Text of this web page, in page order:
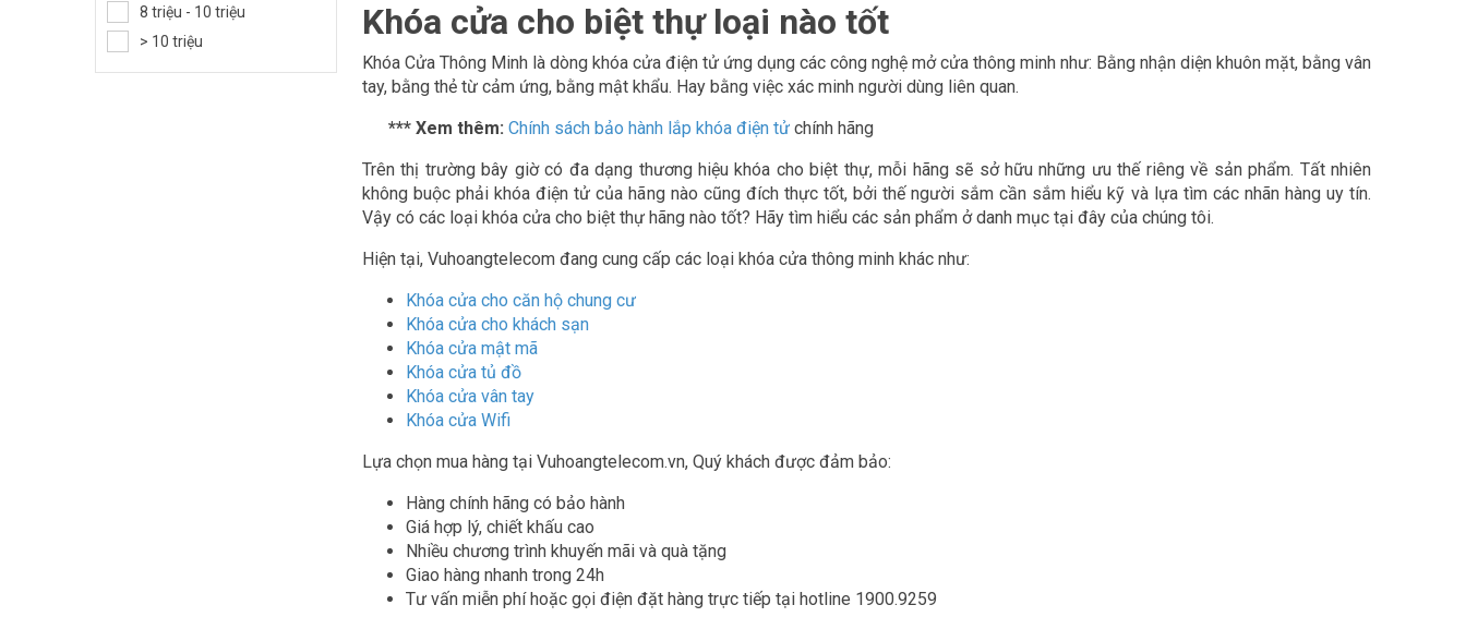
8 triệu - 10 triệu
> 10 triệu
Khóa cửa cho biệt thự loại nào tốt
Khóa Cửa Thông Minh là dòng khóa cửa điện tử ứng dụng các công nghệ mở cửa thông minh như: Bằng nhận diện khuôn mặt, bằng vân
tay, bằng thẻ từ cảm ứng, bằng mật khẩu. Hay bằng việc xác minh người dùng liên quan.
*** Xem thêm: Chính sách bảo hành lắp khóa điện tử chính hãng
Trên thị trường bây giờ có đa dạng thương hiệu khóa cho biệt thự, mỗi hãng sẽ sở hữu những ưu thế riêng về sản phẩm. Tất nhiên
không buộc phải khóa điện tử của hãng nào cũng đích thực tốt, bởi thế người sắm cần sắm hiểu kỹ và lựa tìm các nhãn hàng uy tín.
Vậy có các loại khóa cửa cho biệt thự hãng nào tốt? Hãy tìm hiểu các sản phẩm ở danh mục tại đây của chúng tôi.
Hiện tại, Vuhoangtelecom đang cung cấp các loại khóa cửa thông minh khác như:
Khóa cửa cho căn hộ chung cư
Khóa cửa cho khách sạn
Khóa cửa mật mã
Khóa cửa tủ đồ
Khóa cửa vân tay
Khóa cửa Wifi
Lựa chọn mua hàng tại Vuhoangtelecom.vn, Quý khách được đảm bảo:
Hàng chính hãng có bảo hành
Giá hợp lý, chiết khấu cao
Nhiều chương trình khuyến mãi và quà tặng
Giao hàng nhanh trong 24h
Tư vấn miễn phí hoặc gọi điện đặt hàng trực tiếp tại hotline 1900.9259